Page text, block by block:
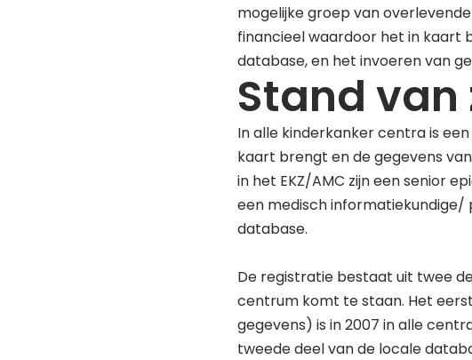
mogelijke groep van
financieel waardoor het in kaart
database, en het invoeren van
Stand van
In alle kinderkanker centra is
kaart brengt en de gegevens
in het EKZ/AMC zijn een senior
een medisch
database.
De registratie bestaat uit twee
centrum komt te staan. Het
gegevens) is in 2007 in alle
tweede deel van de locale